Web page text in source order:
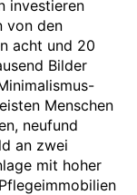
investieren
von den
acht und 20
Bilder
Menschen
neufund
an zwei
mit hoher